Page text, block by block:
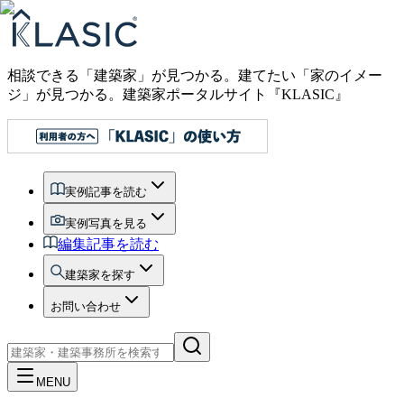
相談できる「建築家」が見つかる。建てたい「家のイメー
ジ」が見つかる。 建築家ポータルサイト『KLASIC』
実例記事を読む
実例写真を見る
編集記事を読む
建築家を探す
お問い合わせ
MENU